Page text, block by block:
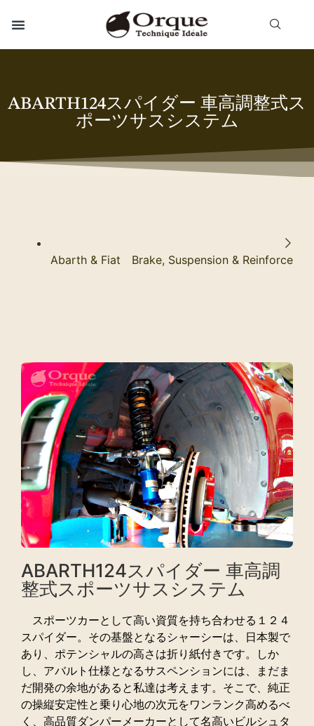
ABARTH124スパイダー 車高調整式ス
ポーツサスシステム
Abarth & Fiat Brake, Suspension & Reinforce
ABARTH124スパイダー 車高調
整式スポーツサスシステム
スポーツカーとして高い資質を持ち合わせる１２４
スパイダー。その基盤となるシャーシーは、日本製で
あり、ポテンシャルの高さは折り紙付きです。しか
し、アバルト仕様となるサスペンションには、まだま
だ開発の余地があると私達は考えます。そこで、純正
の操縦安定性と乗り心地の次元をワンランク高めるべ
く、高品質ダンパーメーカーとして名高いビルシュタ